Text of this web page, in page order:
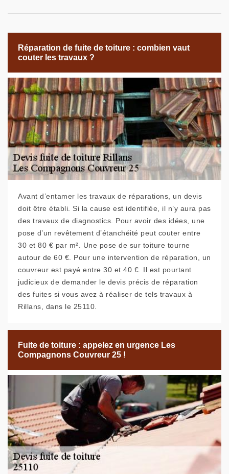
Réparation de fuite de toiture : combien vaut
couter les travaux ?
Avant d’entamer les travaux de réparations, un devis
doit être établi. Si la cause est identifiée, il n’y aura pas
des travaux de diagnostics. Pour avoir des idées, une
pose d’un revêtement d’étanchéité peut couter entre
30 et 80 € par m². Une pose de sur toiture tourne
autour de 60 €. Pour une intervention de réparation, un
couvreur est payé entre 30 et 40 €. Il est pourtant
judicieux de demander le devis précis de réparation
des fuites si vous avez à réaliser de tels travaux à
Rillans, dans le 25110.
Fuite de toiture : appelez en urgence Les
Compagnons Couvreur 25 !